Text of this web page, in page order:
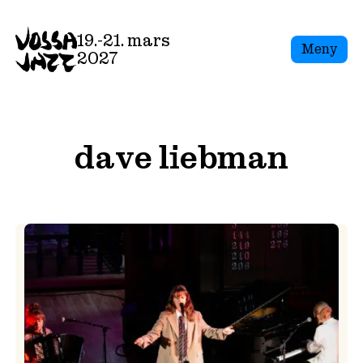
to
content
19.-21. mars
2027
Meny
dave liebman